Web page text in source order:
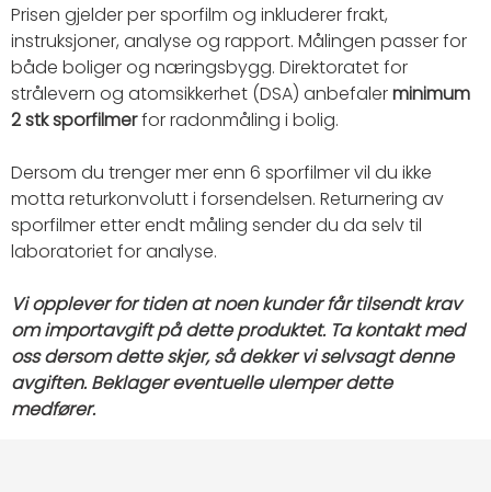
Prisen gjelder per sporfilm og inkluderer frakt,
instruksjoner, analyse og rapport. Målingen passer for
både boliger og næringsbygg. Direktoratet for
strålevern og atomsikkerhet (DSA) anbefalerminimum
2 stk sporfilmerfor radonmåling i bolig.
Dersom du trenger mer enn 6 sporfilmer vil du ikke
motta returkonvolutt i forsendelsen. Returnering av
sporfilmer etter endt måling sender du da selv til
laboratoriet for analyse.
Vi opplever for tiden at noen kunder får tilsendt krav
om importavgift på dette produktet. Ta kontakt med
oss dersom dette skjer, så dekker vi selvsagt denne
avgiften. Beklager eventuelle ulemper dette
medfører.